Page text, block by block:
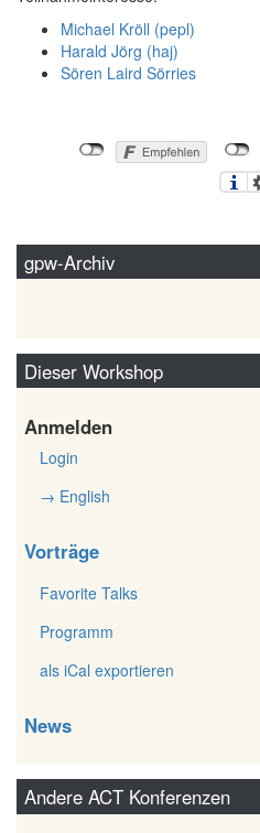
Michael Kröll (‎pepl‎)
Harald Jörg (‎haj‎)
Sören Laird Sörries
gpw-Archiv
Dieser Workshop
Anmelden
Login
→ English
Vorträge
Favorite Talks
Programm
als iCal exportieren
News
Andere ACT Konferenzen